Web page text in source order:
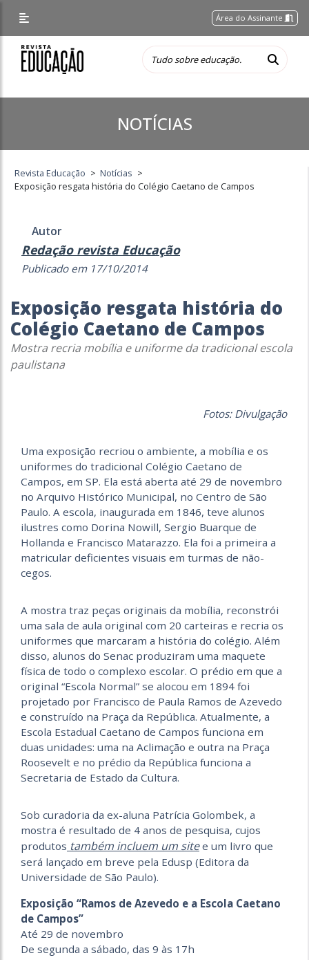
Área do Assinante
NOTÍCIAS
Revista Educação > Notícias >
Exposição resgata história do Colégio Caetano de Campos
Autor
Redação revista Educação
Publicado em 17/10/2014
Exposição resgata história do
Colégio Caetano de Campos
Mostra recria mobília e uniforme da tradicional escola
paulistana
Fotos: Divulgação
Uma exposição recriou o ambiente, a mobília e os
uniformes do tradicional Colégio Caetano de
Campos, em SP. Ela está aberta até 29 de novembro
no Arquivo Histórico Municipal, no Centro de São
Paulo. A escola, inaugurada em 1846, teve alunos
ilustres como Dorina Nowill, Sergio Buarque de
Hollanda e Francisco Matarazzo. Ela foi a primeira a
matricular deficientes visuais em turmas de não-
cegos.
A mostra traz peças originais da mobília, reconstrói
uma sala de aula original com 20 carteiras e recria os
uniformes que marcaram a história do colégio. Além
disso, alunos do Senac produziram uma maquete
física de todo o complexo escolar. O prédio em que a
original “Escola Normal” se alocou em 1894 foi
projetado por Francisco de Paula Ramos de Azevedo
e construído na Praça da República. Atualmente, a
Escola Estadual Caetano de Campos funciona em
duas unidades: uma na Aclimação e outra na Praça
Roosevelt e no prédio da República funciona a
Secretaria de Estado da Cultura.
Sob curadoria da ex-aluna Patrícia Golombek, a
mostra é resultado de 4 anos de pesquisa, cujos
produtos também incluem um sitee um livro que
será lançado em breve pela Edusp (Editora da
Universidade de São Paulo).
Exposição “Ramos de Azevedo e a Escola Caetano
de Campos”
Até 29 de novembro
De segunda a sábado, das 9 às 17h